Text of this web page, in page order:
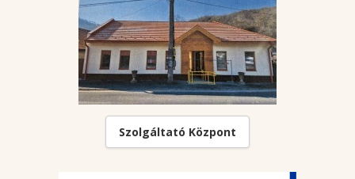
Szolgáltató Központ